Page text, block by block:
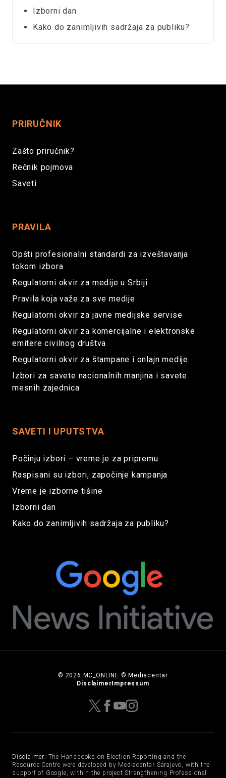
Izborni dan
Kako do zanimljivih sadržaja za publiku?
PRIRUČNIK
Zašto priručnik?
Rečnik pojmova
Saveti
PRAVILA
Opšti profesionalni standardi za izveštavanja
tokom izbora
Regulatorni okvir za medije u Srbiji
Pravila koja važe za sve medije
Regulatorni okvir za javne medijske servise
Regulatorni okvir za komercijalne i elektronske
emitere civilnog društva
Regulatorni okvir za štampane i onlajn medije
Izbori za savete nacionalnih manjina i savete
mesnih zajednica
SAVETI I UPUTSTVA
Počinju izbori – vreme je za pripremu
Raspisani su izbori, započinje kampanja
Vreme je izborne tišine
Izborni dan
Kako do zanimljivih sadržaja za publiku?
© 2026 MC_ONLINE © Mediacentar
Disclaimer Impressum
Disclaimer: The Handbooks on Election Reporting and the
Resource Centre were developed by Mediacentar Sarajevo, with the
support of Google, within the project Strengthening Professional